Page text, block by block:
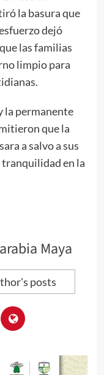
la basura que
dejó
las familias
limpio para
la permanente
que la
a salvo a sus
tranquilidad en la
Maya
posts